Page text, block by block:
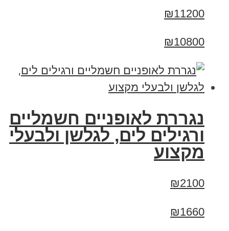
₪11200
₪10800
נגררת לאופניים חשמליים
ורגילים לים, לגלשן ולבעלי
מקצוע
₪2100
₪1660